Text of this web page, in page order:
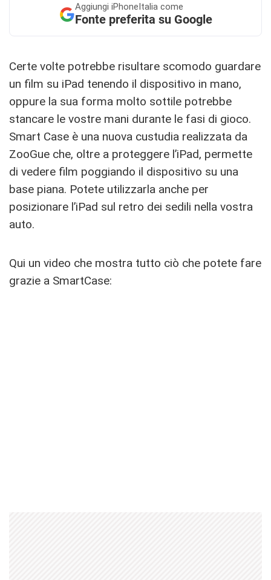
Aggiungi iPhoneItalia come
Fonte preferita su Google
Certe volte potrebbe risultare scomodo guardare
un film su iPad tenendo il dispositivo in mano,
oppure la sua forma molto sottile potrebbe
stancare le vostre mani durante le fasi di gioco.
Smart Case è una nuova custudia realizzata da
ZooGue che, oltre a proteggere l’iPad, permette
di vedere film poggiando il dispositivo su una
base piana. Potete utilizzarla anche per
posizionare l’iPad sul retro dei sedili nella vostra
auto.
Qui un video che mostra tutto ciò che potete fare
grazie a SmartCase: